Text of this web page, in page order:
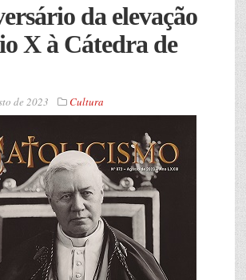
da elevação
X à Cátedra de
de 2023 Cultura